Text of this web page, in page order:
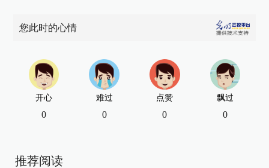
您此时的心情
开心
0
难过
0
点赞
0
飘过
0
推荐阅读